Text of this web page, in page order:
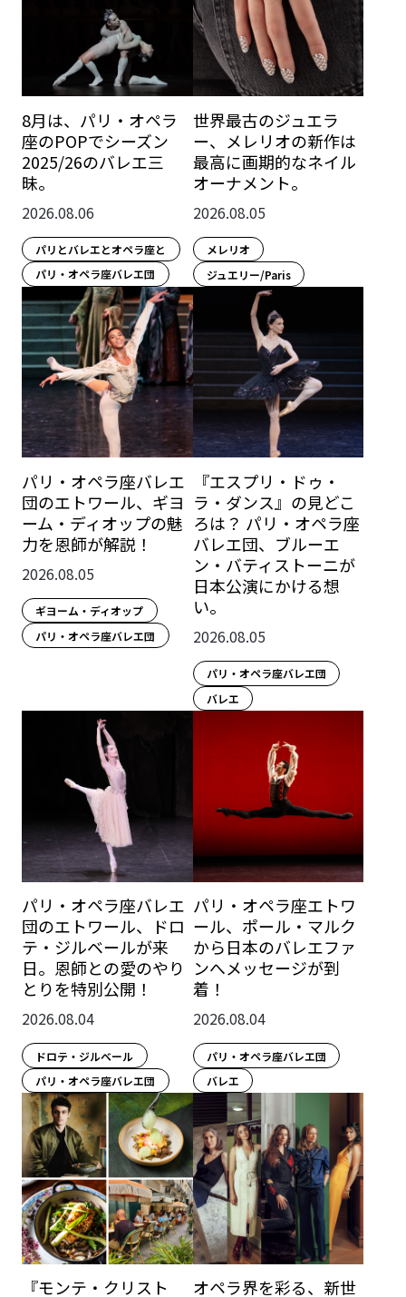
8月は、パリ・オペラ
座のPOPでシーズン
2025/26のバレエ三
昧。
2026.08.06
パリとバレエとオペラ座と
パリ・オペラ座バレエ団
世界最古のジュエラ
ー、メレリオの新作は
最高に画期的なネイル
オーナメント。
2026.08.05
メレリオ
ジュエリー/Paris
パリ・オペラ座バレエ
団のエトワール、ギヨ
ーム・ディオップの魅
力を恩師が解説！
2026.08.05
ギヨーム・ディオップ
パリ・オペラ座バレエ団
『エスプリ・ドゥ・
ラ・ダンス』の見どこ
ろは？ パリ・オペラ座
バレエ団、ブルーエ
ン・バティストーニが
日本公演にかける想
い。
2026.08.05
パリ・オペラ座バレエ団
バレエ
パリ・オペラ座バレエ
団のエトワール、ドロ
テ・ジルベールが来
日。恩師との愛のやり
とりを特別公開！
2026.08.04
ドロテ・ジルベール
パリ・オペラ座バレエ団
パリ・オペラ座エトワ
ール、ポール・マルク
から日本のバレエファ
ンへメッセージが到
着！
2026.08.04
パリ・オペラ座バレエ団
バレエ
『モンテ・クリスト
オペラ界を彩る、新世